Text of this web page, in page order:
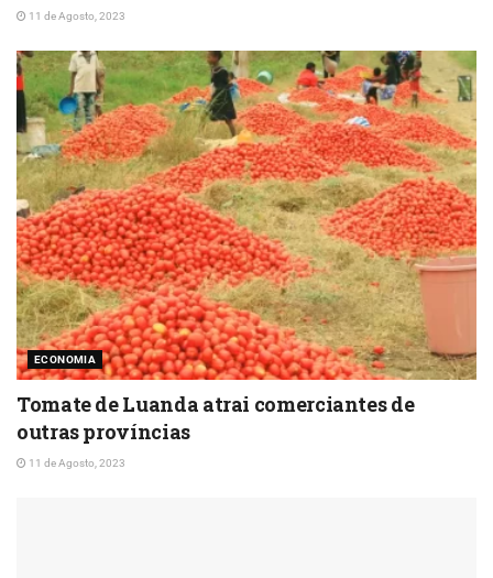
11 de Agosto, 2023
ECONOMIA
Tomate de Luanda atrai comerciantes de
outras províncias
11 de Agosto, 2023